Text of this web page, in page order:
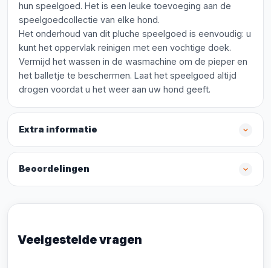
hun speelgoed. Het is een leuke toevoeging aan de
speelgoedcollectie van elke hond.
Het onderhoud van dit pluche speelgoed is eenvoudig: u
kunt het oppervlak reinigen met een vochtige doek.
Vermijd het wassen in de wasmachine om de pieper en
het balletje te beschermen. Laat het speelgoed altijd
drogen voordat u het weer aan uw hond geeft.
Extra informatie
Beoordelingen
Veelgestelde vragen